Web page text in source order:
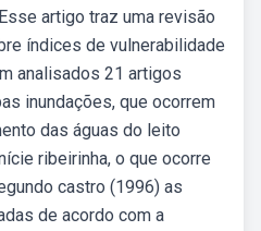
artigo traz uma revisão
índices de vulnerabilidade
analisados 21 artigos
inundações, que ocorrem
das águas do leito
ribeirinha, o que ocorre
castro (1996) as
de acordo com a